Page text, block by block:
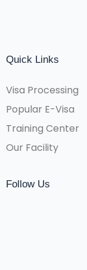
Quick Links
Visa Processing
Popular E-Visa
Training Center
Our Facility
Follow Us